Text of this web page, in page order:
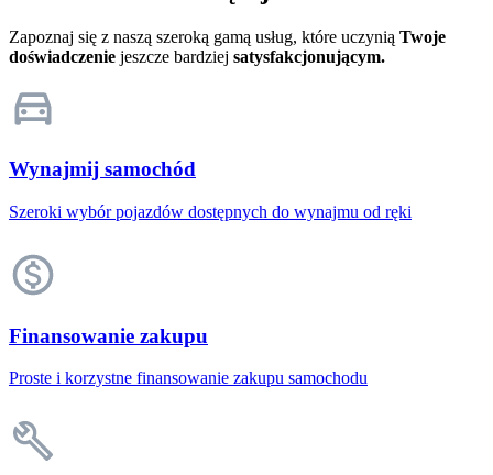
Zapoznaj się z naszą szeroką gamą usług, które uczynią Twoje
doświadczenie jeszcze bardziej satysfakcjonującym.
Wynajmij samochód
Szeroki wybór pojazdów dostępnych do wynajmu od ręki
Finansowanie zakupu
Proste i korzystne finansowanie zakupu samochodu